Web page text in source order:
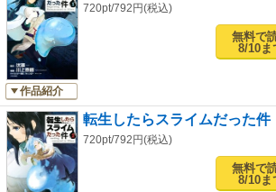
作品紹介
720pt/792円(税込)
無料で
8/10ま
転生したらスライムだった件
720pt/792円(税込)
無料で
8/10ま